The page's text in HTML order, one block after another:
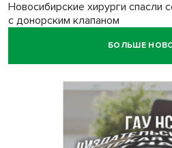
Новосибирские хирурги спасли
с донорским клапаном
Более тысячи новосибирцев
Губернатор Андрей Травников
Днем физкультурника
БОЛЬШЕ